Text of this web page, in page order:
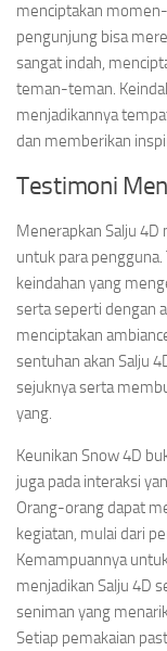
menciptakan
pengunjung bisa
sangat indah,
teman-teman.
menjadikannya
dan memberikan
Testimoni
Menerapkan Salju
untuk para
keindahan yang
serta seperti dengan
menciptakan
sentuhan akan Salju
sejuknya serta
yang.
Keunikan Snow 4D
juga pada interaksi
Orang-orang dapat
kegiatan, mulai dari
Kemampuannya
menjadikan Salju 4D
seniman yang
Setiap pemakaian